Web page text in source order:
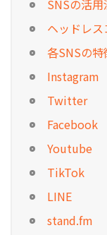
SNSの活
ヘッドレ
各SNSの
Instagram
Twitter
Facebook
Youtube
TikTok
LINE
stand.fm